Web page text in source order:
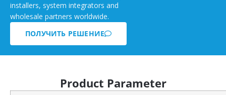
installers, system integrators and
wholesale partners worldwide.
ПОЛУЧИТЬ РЕШЕНИЕ
Product Parameter